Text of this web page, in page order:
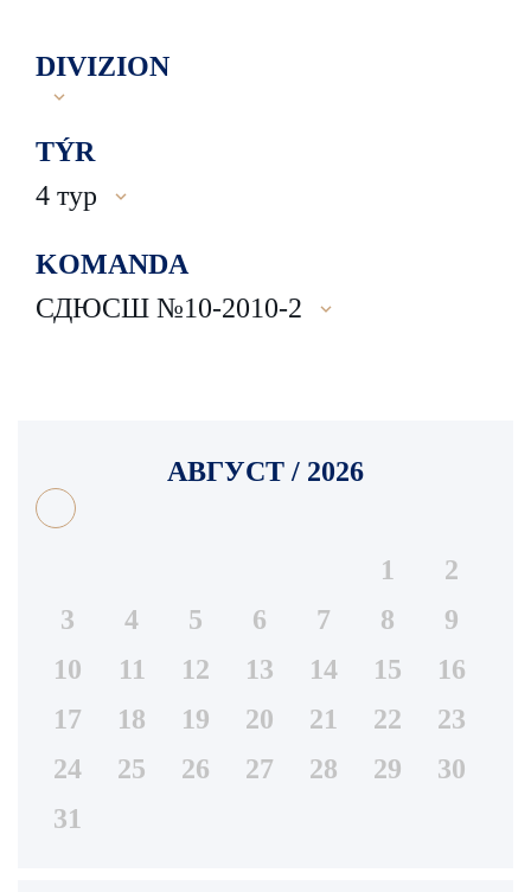
DIVIZION
TÝR
4 тур
KOMANDA
СДЮСШ №10-2010-2
АВГУСТ / 2026
1
2
3
4 5 6 7 8
9
10
11 12 13 14 15
16
17
18 19 20 21 22
23
24
25 26 27 28 29
30
31